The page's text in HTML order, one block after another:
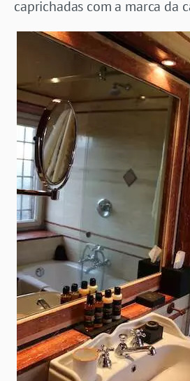
caprichadas com a marca da